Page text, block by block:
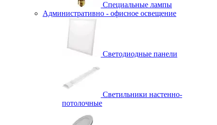
Специальные лампы
Административно - офисное освещение
Светодиодные панели
Светильники настенно-
потолочные